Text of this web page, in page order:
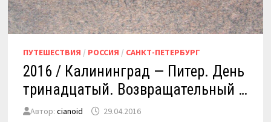
ПУТЕШЕСТВИЯ / РОССИЯ / САНКТ-ПЕТЕРБУРГ
2016 / Калининград — Питер. День
тринадцатый. Возвращательный …
Автор: cianoid 29.04.2016